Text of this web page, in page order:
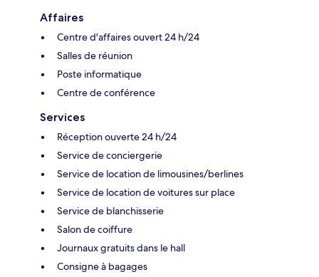
Affaires
Centre d'affaires ouvert 24 h/24
Salles de réunion
Poste informatique
Centre de conférence
Services
Réception ouverte 24 h/24
Service de conciergerie
Service de location de limousines/berlines
Service de location de voitures sur place
Service de blanchisserie
Salon de coiffure
Journaux gratuits dans le hall
Consigne à bagages